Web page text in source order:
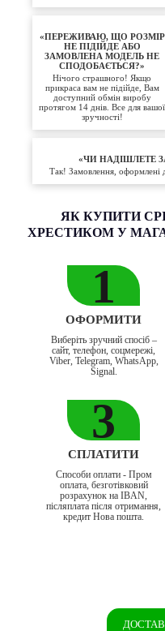
«ПЕРЕЖИВАЮ, ЩО РОЗМІР
НЕ ПІДІЙДЕ АБО
ЗАМОВЛЕНА МОДЕЛЬ НЕ
СПОДОБАЄТЬСЯ?»
Нічого страшного! Якщо
прикраса вам не підійде, Вам
доступний обмін виробу
протягом 14 днів. Все для вашої
зручності!
«ЧИ НАДІШЛЕТЕ
Так! Замовлення, оформлені
ЯК КУПИТИ
ХРЕСТИКОМ У
1
ОФОРМИТИ
Виберіть зручний спосіб –
сайт, телефон, соцмережі,
Viber, Telegram, WhatsApp,
Signal.
3
СПЛАТИТИ
Способи оплати - Пром
оплата, безготівковий
розрахунок на IBAN,
післяплата після отримання,
кредит Нова пошта.